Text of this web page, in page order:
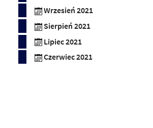
Wrzesień 2021
Sierpień 2021
Lipiec 2021
Czerwiec 2021